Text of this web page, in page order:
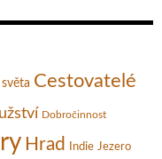
Cestovatelé
Dobročinnost
Hrad Indie Jezero